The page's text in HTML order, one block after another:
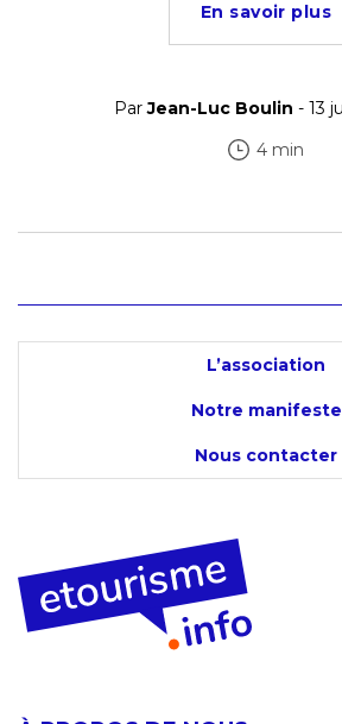
En savoir plus
ParJean-Luc Boulin - 13
4 min
L’association
Notre manifeste
Nous contacter